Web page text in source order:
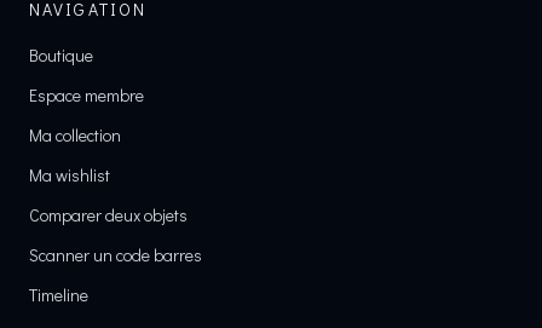
NAVIGATION
Boutique
Espace membre
Ma collection
Ma wishlist
Comparer deux objets
Scanner un code barres
Timeline